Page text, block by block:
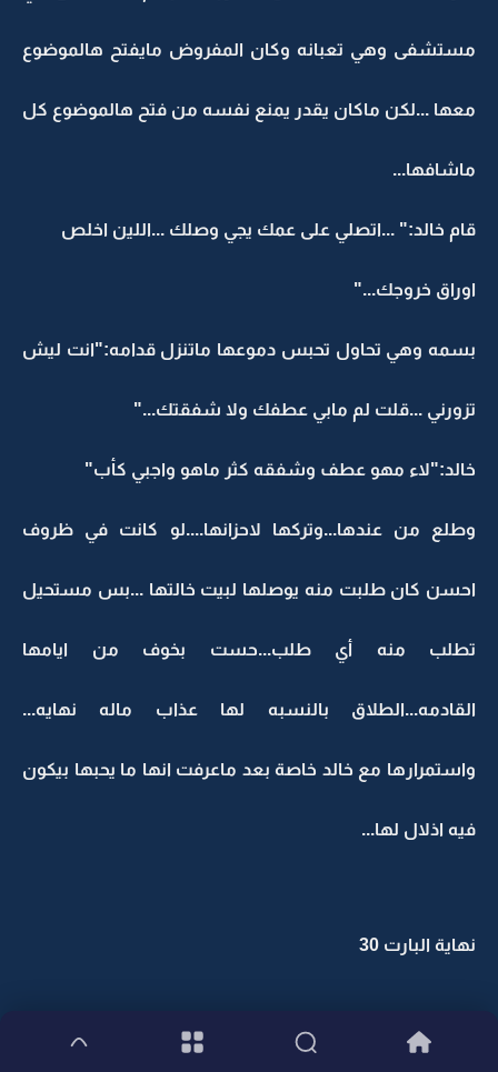
مستشفى وهي تعبانه وكان المفروض مايفتح هالموضوع
معها ...لكن ماكان يقدر يمنع نفسه من فتح هالموضوع كل
ماشافها...
قام خالد:" ...اتصلي على عمك يجي وصلك ...اللين اخلص
اوراق خروجك..."
بسمه وهي تحاول تحبس دموعها ماتنزل قدامه:"انت ليش
تزورني ...قلت لم مابي عطفك ولا شفقتك..."
خالد:"لاء مهو عطف وشفقه كثر ماهو واجبي كأب"
وطلع من عندها...وتركها لاحزانها....لو كانت في ظروف
احسن كان طلبت منه يوصلها لبيت خالتها ...بس مستحيل
تطلب منه أي طلب...حست بخوف من ايامها
القادمه...الطلاق بالنسبه لها عذاب ماله نهايه...
واستمرارها مع خالد خاصة بعد ماعرفت انها ما يحبها بيكون
فيه اذلال لها...
نهاية البارت 30
الجزء الواحد والثلاثون